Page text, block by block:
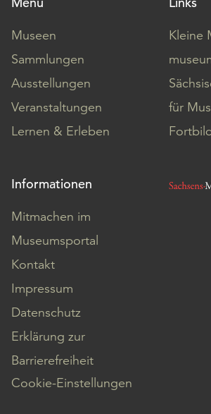
Museen
Sammlungen
Ausstellungen
Veranstaltungen
Lernen & Erleben
Kleine
für
Informationen
Mitmachen im
Museumsportal
Kontakt
Impressum
Datenschutz
Erklärung zur
Barrierefreiheit
Cookie-Einstellungen